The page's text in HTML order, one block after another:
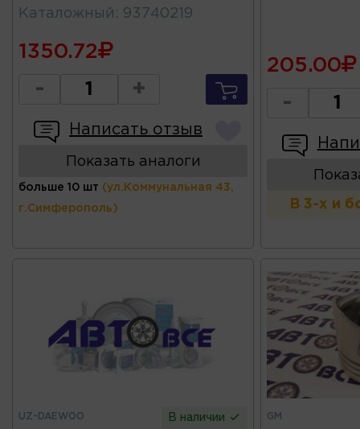
Каталожный : 93740219
1350.72
- +
Написать отзыв
Показать аналоги
больше 10 шт (ул.Коммунальная 43,
г.Симферополь)
205.00
-
В 3-х и
UZ-DAEWOO В наличии GM